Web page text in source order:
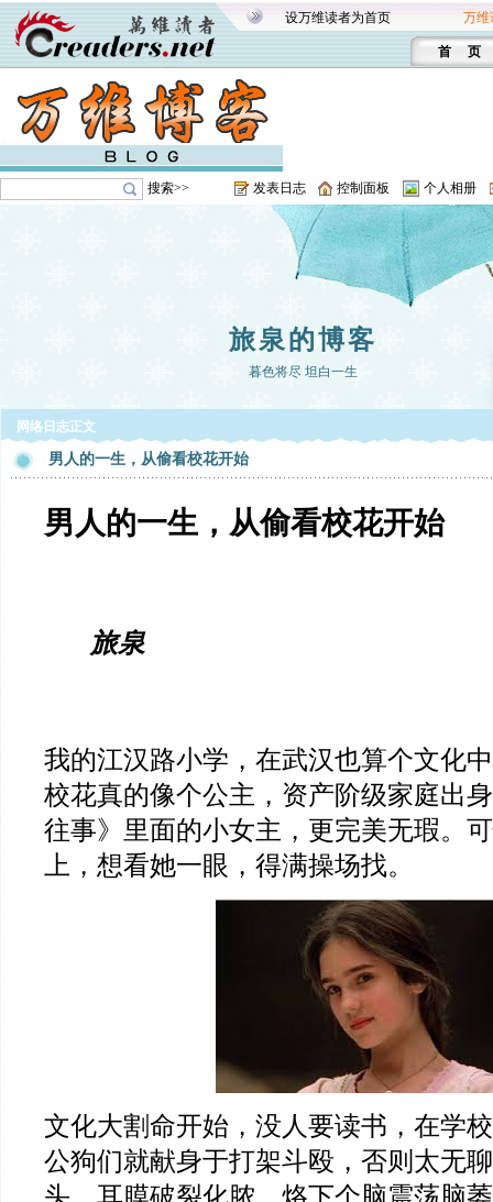
设万维读者为首页 万维
首 页
搜索>> 发表日志 控制面板 个人相册
旅泉的博客
暮色将尽 坦白一生
网络日志正文
男人的一生，从偷看校花开始
男人的一生，从偷看校花开始
旅泉
我的江汉路小学，在武汉也算个文化
校花真的像个公主，资产阶级家庭出
往事》里面的小女主，更完美无瑕。
上，想看她一眼，得满操场找。
文化大割命开始，没人要读书，在学
公狗们就献身于打架斗殴，否则太无